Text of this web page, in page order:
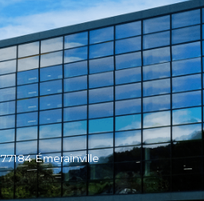
Émerainville